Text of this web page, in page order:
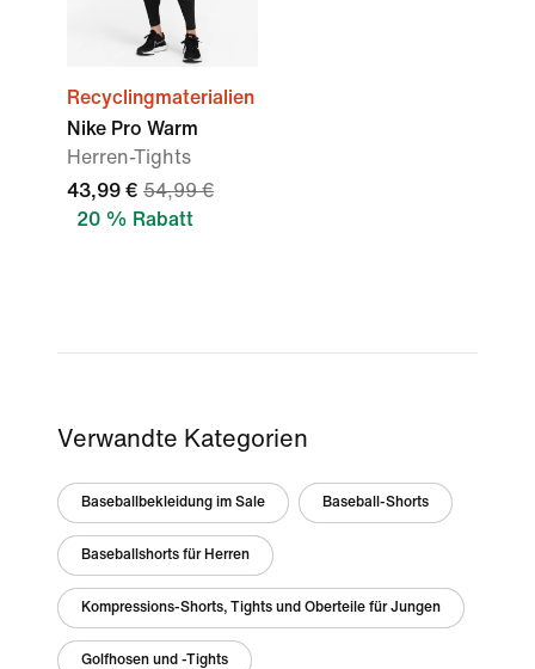
Recyclingmaterialien
Nike Pro Warm
Herren-Tights
43,99 € 54,99 €
20 % Rabatt
Verwandte Kategorien
Baseballbekleidung im Sale Baseball-Shorts
Baseballshorts für Herren
Kompressions-Shorts, Tights und Oberteile für Jungen
Golfhosen und -Tights